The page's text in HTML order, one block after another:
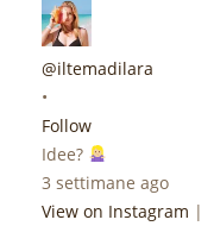
@iltemadilara
•
Follow
Idee?
3 settimane ago
View on Instagram |